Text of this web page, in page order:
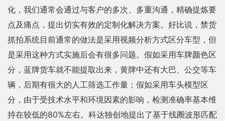
化，我们通常会通过与客户的多次、多重沟通，精确提炼要
点及痛点，提出切实有效的定制化解决方案。好比说，禁货
抓拍系统目前通常的做法是采用视频分析方式区分车型，但
是采用这种方式实施后会有很多问题。假如采用车牌颜色区
分，蓝牌货车就不能提取出来，黄牌中还有大巴、公交等车
辆，后期有很大的人工筛选工作量；假如采用车头模型区
分，由于受技术水平和环境因素的影响，检测准确率基本维
持在较低的80%左右。科达独创地提出了基于线圈波形匹配